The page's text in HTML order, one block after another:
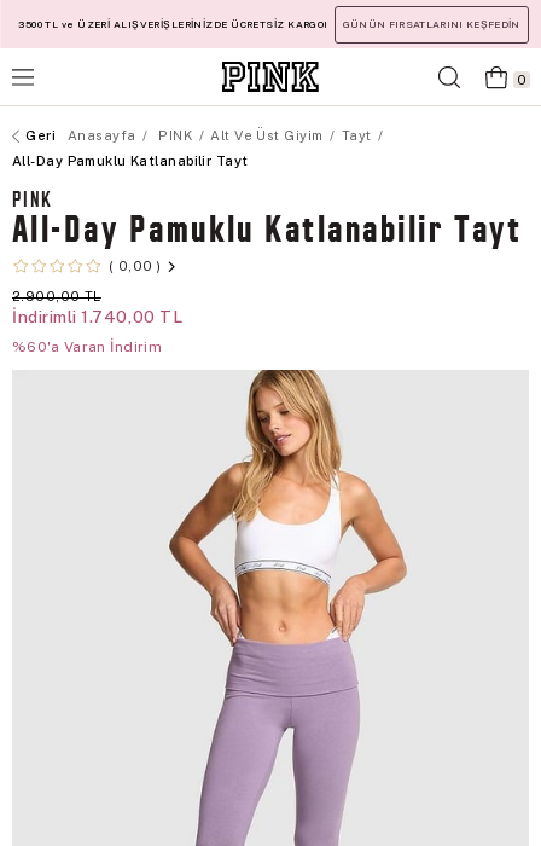
3500 TL ve ÜZERİ ALIŞVERİŞLERİNİZDE ÜCRETSİZ KARGO! GÜNÜN FIRSATLARINI KEŞFEDİN
0
Anasayfa PINK Alt Ve Üst Giyim
Tayt
All-Day Pamuklu Katlanabilir Tayt
PINK
All-Day Pamuklu Katlanabilir Tayt
0,00
2.900,00 TL
İndirimli 1.740,00 TL
%60'a Varan İndirim